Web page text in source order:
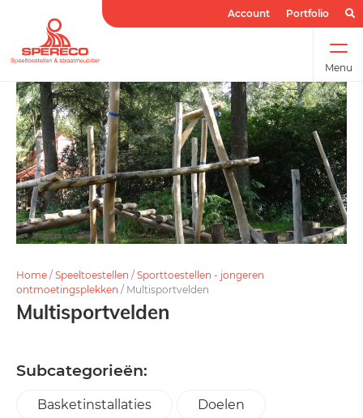
Account Portfolio
Menu
Home / Speeltoestellen / Sporttoestellen - jongeren
ontmoetingsplekken / Multisportvelden
Multisportvelden
Subcategorieën:
Basketinstallaties Doelen